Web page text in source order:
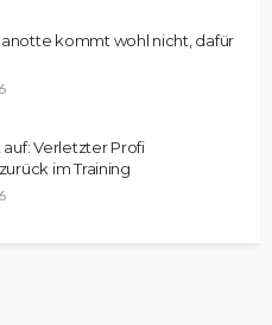
kommt wohl nicht, dafür
Verletzter Profi
im Training